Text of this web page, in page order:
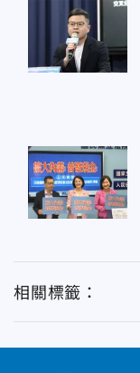
相關標籤：